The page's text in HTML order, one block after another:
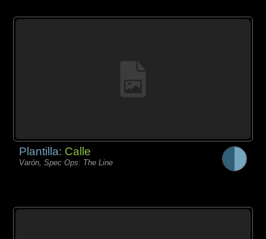
Plantilla: Calle
Varón, Spec Ops: The Line